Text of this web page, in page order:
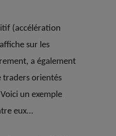
(accélération
sur les
a également
traders orientés
un exemple
eux…